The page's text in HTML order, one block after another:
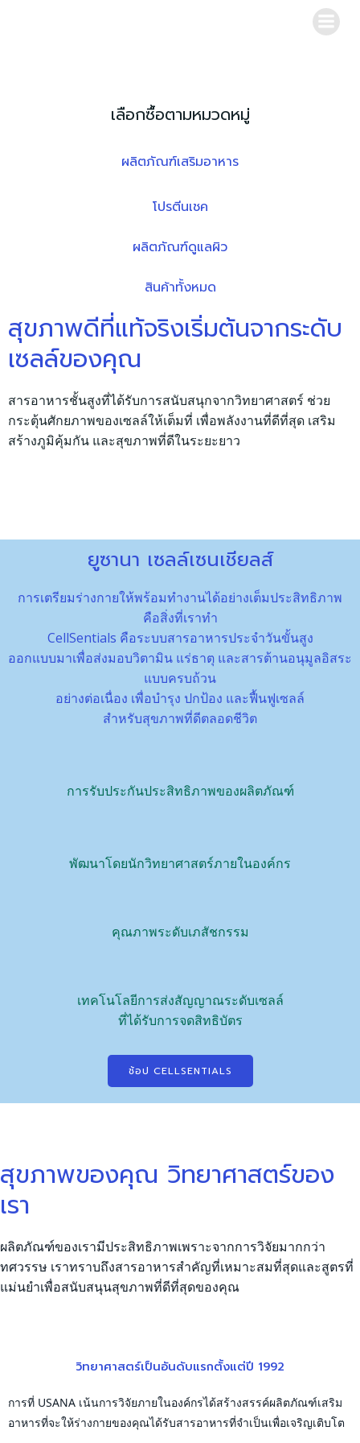
เลือกซื้อตามหมวดหมู่
ผลิตภัณฑ์เสริมอาหาร
โปรตีนเชค
ผลิตภัณฑ์ดูแลผิว
สินค้าทั้งหมด
สุขภาพดีที่แท้จริงเริ่มต้นจากระดับ
เซลล์ของคุณ
สารอาหารชั้นสูงที่ได้รับการสนับสนุกจากวิทยาศาสตร์ ช่วย
กระตุ้นศักยภาพของเซลล์ให้เต็มที่ เพื่อพลังงานที่ดีที่สุด เสริม
สร้างภูมิคุ้มกัน และสุขภาพที่ดีในระยะยาว
ยูซานา เซลล์เซนเชียลส์
การเตรียมร่างกายให้พร้อมทำงานได้อย่างเต็มประสิทธิภาพ
คือสิ่งที่เราทำ
CellSentials คือระบบสารอาหารประจำวันขั้นสูง
ออกแบบมาเพื่อส่งมอบวิตามิน แร่ธาตุ และสารต้านอนุมูลอิสระ
แบบครบถ้วน
อย่างต่อเนื่อง เพื่อบำรุง ปกป้อง และฟื้นฟูเซลล์
สำหรับสุขภาพที่ดีตลอดชีวิต
การรับประกันประสิทธิภาพของผลิตภัณฑ์
พัฒนาโดยนักวิทยาศาสตร์ภายในองค์กร
คุณภาพระดับเภสัชกรรม
เทคโนโลยีการส่งสัญญาณระดับเซลล์
ที่ได้รับการจดสิทธิบัตร
ช้อป CELLSENTIALS
สุขภาพของคุณ วิทยาศาสตร์ของ
เรา
ผลิตภัณฑ์ของเรามีประสิทธิภาพเพราะจากการวิจัยมากกว่า
ทศวรรษ เราทราบถึงสารอาหารสำคัญที่เหมาะสมที่สุดและสูตรที่
แม่นยำเพื่อสนับสนุนสุขภาพที่ดีที่สุดของคุณ
วิทยาศาสตร์เป็นอันดับแรกตั้งแต่ปี 1992
การที่ USANA เน้นการวิจัยภายในองค์กรได้สร้างสรรค์ผลิตภัณฑ์เสริม
อาหารที่จะให้ร่างกายของคุณได้รับสารอาหารที่จำเป็นเพื่อเจริญเติบโต